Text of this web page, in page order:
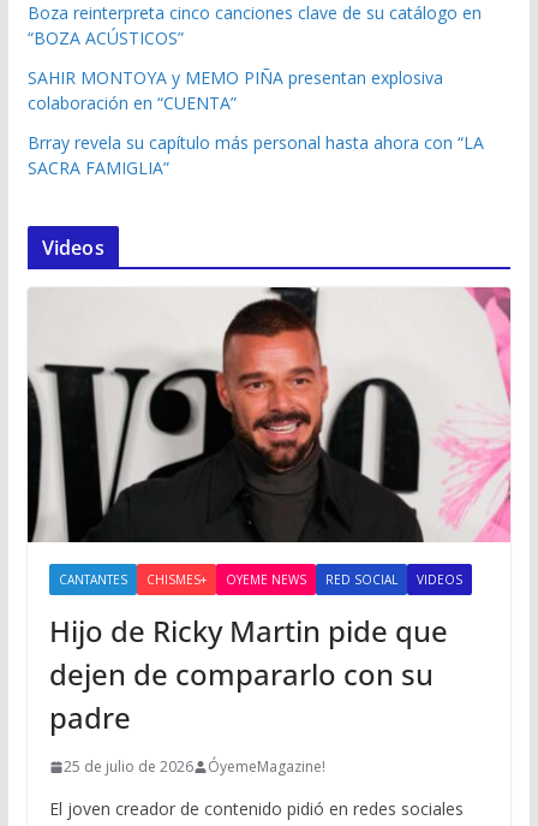
Boza reinterpreta cinco canciones clave de su catálogo en
“BOZA ACÚSTICOS”
SAHIR MONTOYA y MEMO PIÑA presentan explosiva
colaboración en “CUENTA”
Brray revela su capítulo más personal hasta ahora con “LA
SACRA FAMIGLIA”
Videos
CANTANTES CHISMES+ OYEME NEWS RED SOCIAL VIDEOS
Hijo de Ricky Martin pide que
dejen de compararlo con su
padre
25 de julio de 2026 ÓyemeMagazine!
El joven creador de contenido pidió en redes sociales